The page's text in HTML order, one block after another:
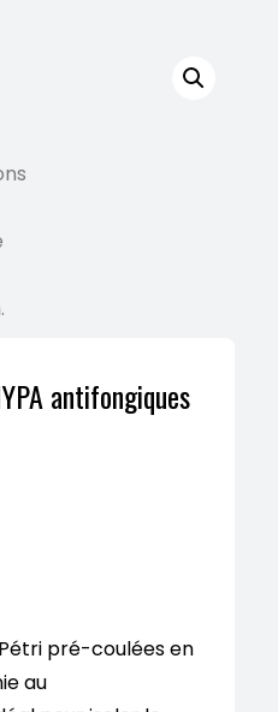
antifongiques
pré-coulées en
au